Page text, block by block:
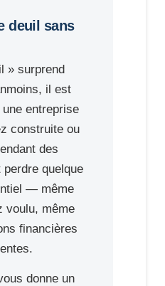
deuil sans
» surprend
il est
entreprise
construite ou
des
perdre quelque
— même
voulu, même
financières
donne un